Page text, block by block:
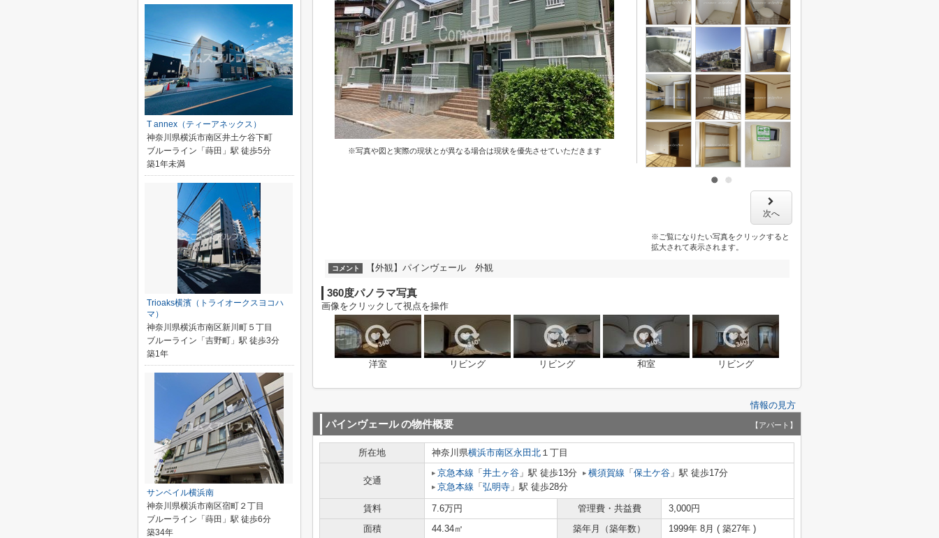
※写真や図と実際の現状とが異なる場合は現状を優先させていただきます
次へ
※ご覧になりたい写真をクリックすると
拡大されて表示されます。
コメント 【外観】パインヴェール 外観
360度パノラマ写真
画像をクリックして視点を操作
洋室 リビング リビング 和室 リビング
情報の見方
パインヴェールの物件概要 【アパート】
所在地 神奈川県横浜市南区永田北 １丁目
交通
京急本線 「 井土ヶ谷 」駅 徒歩13分 横須賀線 「 保土ケ谷 」駅 徒歩17分
京急本線 「 弘明寺 」駅 徒歩28分
賃料 7.6万円 管理費・共益費
3,000円
面積
44.34㎡ 築年月（築年数）
1999年 8月 ( 築27年 )
T annex（ティーアネックス）
神奈川県横浜市南区井土ケ谷下町
ブルーライン「蒔田」駅 徒歩5分
築1年未満
Trioaks横濱（トライオークスヨコハ
マ）
神奈川県横浜市南区新川町５丁目
ブルーライン「吉野町」駅 徒歩3分
築1年
サンベイル横浜南
神奈川県横浜市南区宿町２丁目
ブルーライン「蒔田」駅 徒歩6分
築34年